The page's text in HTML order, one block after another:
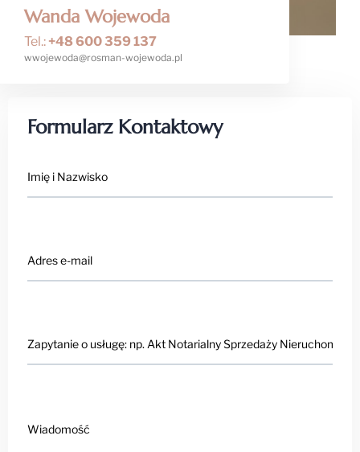
Wanda Wojewoda
Tel.: +48 600 359 137
wwojewoda@rosman-wojewoda.pl
Formularz Kontaktowy